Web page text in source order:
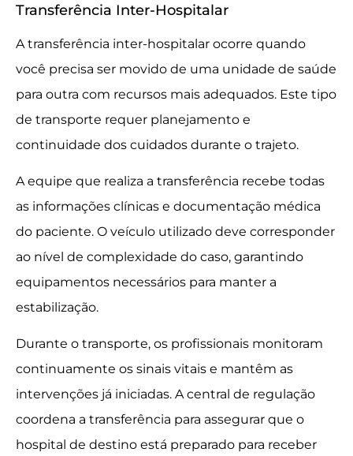
Transferência Inter-Hospitalar
A transferência inter-hospitalar ocorre quando
você precisa ser movido de uma unidade de saúde
para outra com recursos mais adequados. Este tipo
de transporte requer planejamento e
continuidade dos cuidados durante o trajeto.
A equipe que realiza a transferência recebe todas
as informações clínicas e documentação médica
do paciente. O veículo utilizado deve corresponder
ao nível de complexidade do caso, garantindo
equipamentos necessários para manter a
estabilização.
Durante o transporte, os profissionais monitoram
continuamente os sinais vitais e mantêm as
intervenções já iniciadas. A central de regulação
coordena a transferência para assegurar que o
hospital de destino está preparado para receber